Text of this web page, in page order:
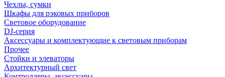
Чехлы, сумки
Шкафы для рэковых приборов
Световое оборудование
DJ-серия
Аксессуары и комплектующие к световым приборам
Прочее
Стойки и элеваторы
Архитектурный свет